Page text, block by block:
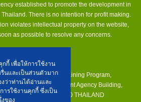
กี้ เพื่อให้การใช้งาน
รื่นและเป็นส่วนตัวมาก
ว่าท่านได้อ่านและ
ารใช้งานคุกกี้ ซึ่งเป็น
ของ
established to promote the development in
There is no intention for profit making.
violates intellectual property on the website,
as possible to resolve any concerns.
further information:
Research and Training Program,
Technology Development Agency Building,
Bangkok 10400 THAILAND